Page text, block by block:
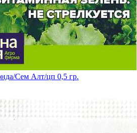
Сем Алт/цп 0,5 гр.